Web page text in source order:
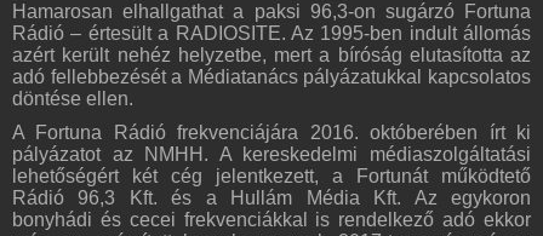
Rádió beágyazás
Ágyazd be weboldaladba
Online rádió készítés
Készítés lépésről lépésre
Hamarosan elhallgathat a paksi 96,3-on sugárzó Fortuna
Rádió – értesült a RADIOSITE. Az 1995-ben indult állomás
azért került nehéz helyzetbe, mert a bíróság elutasította az
adó fellebbezését a Médiatanács pályázatukkal kapcsolatos
döntése ellen.
A Fortuna Rádió frekvenciájára 2016. októberében írt ki
pályázatot az NMHH. A kereskedelmi médiaszolgáltatási
lehetőségért két cég jelentkezett, a Fortunát működtető
Rádió 96,3 Kft. és a Hullám Média Kft. Az egykoron
bonyhádi és cecei frekvenciákkal is rendelkező adó ekkor